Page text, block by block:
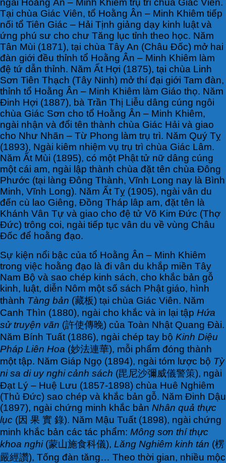
ngài Hoằng Ân – Minh Khiêm trụ trì chùa Giác Viên.
Tại chùa Giác Viên, tổ Hoằng Ân – Minh Khiêm tiếp
nối tổ Tiên Giác – Hải Tịnh giảng dạy kinh luật và
ứng phú sư cho chư Tăng lục tỉnh theo học. Năm
Tân Mùi (1871), tại chùa Tây An (Châu Đốc) mở hai
đàn giới đều thỉnh tổ Hoằng Ân – Minh Khiêm làm
đệ tứ dẫn thỉnh. Năm Ất Hợi (1875), tại chùa Linh
Sơn Tiên Thạch (Tây Ninh) mở thí đại giới Tam đàn,
thỉnh tổ Hoằng Ân – Minh Khiêm làm Giáo thọ. Năm
Đinh Hợi (1887), bà Trần Thị Liễu dâng cúng ngôi
chùa Giác Sơn cho tổ Hoằng Ân – Minh Khiêm,
ngài nhận và đổi tên thành chùa Giác Hải và giao
cho Như Nhãn – Từ Phong làm trụ trì. Năm Quý Tỵ
(1893), Ngài kiêm nhiệm vụ trụ trì chùa Giác Lâm.
Năm Ất Mùi (1895), có một Phật tử nữ dâng cúng
một cái am, ngài lập thành chùa đặt tên chùa Đông
Phước (tại làng Đông Thành, Vĩnh Long nay là Bình
Minh, Vĩnh Long). Năm Ất Tỵ (1905), ngài vân du
đến cù lao Giêng, Đồng Tháp lâp am, đặt tên là
Khánh Vân Tự và giao cho đệ tử Võ Kim Đức (Thợ
Đức) trông coi, ngài tiếp tục vân du về vùng Châu
Đốc để hoằng đạo.
Sự kiện nổi bậc của tổ Hoằng Ân – Minh Khiêm
trong việc hoằng đạo là đi vân du khắp miền Tây
Nam Bộ và sao chép kinh sách, cho khắc bản gỗ
kinh, luật, diễn Nôm một số sách Phật giáo, hình
thành Tàng bản (藏板) tại chùa Giác Viên. Năm
Canh Thìn (1880), ngài cho khắc và in lại tập Hứa
sử truyện vãn (許使傳晚) của Toàn Nhật Quang Đài.
Năm Bính Tuất (1886), ngài chép tay bộ Kinh Diệu
Pháp Liên Hoa (妙法連華), mỗi phẩm đóng thành
một tập. Năm Giáp Ngọ (1894), ngài tóm lược bộ Tỳ
ni sa di uy nghi cảnh sách (毘尼沙彌威儀警策), ngài
Đạt Lý – Huệ Lưu (1857-1898) chùa Huê Nghiêm
(Thủ Đức) sao chép và khắc bản gỗ. Năm Đinh Dậu
(1897), ngài chứng minh khắc bản Nhân quả thực
lục (因 果 實 錄). Năm Mậu Tuất (1898), ngài chứng
minh khắc bản các tác phẩm: Mông sơn thí thực
khoa nghi(蒙山施食科儀), Lăng Nghiêm kinh tán (楞
嚴經讚), Tống đàn tăng… Theo thời gian, nhiều mộc